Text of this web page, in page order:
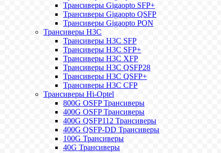
Трансиверы Gigaopto SFP+
Трансиверы Gigaopto QSFP
Трансиверы Gigaopto PON
Трансиверы H3C
Трансиверы H3C SFP
Трансиверы H3C SFP+
Трансиверы H3C XFP
Трансиверы H3C QSFP28
Трансиверы H3C QSFP+
Трансиверы H3C CFP
Трансиверы Hi-Optel
800G OSFP Трансиверы
400G OSFP Трансиверы
400G QSFP112 Трансиверы
400G QSFP-DD Трансиверы
100G Трансиверы
40G Трансиверы